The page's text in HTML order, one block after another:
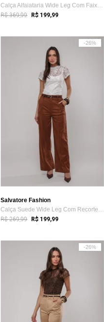
Calça Alfaiataria Wide Leg Com Faixa Sal...
R$ 369,99 R$ 199,99
-26%
Salvatore Fashion
Calça Suede Wide Leg Com Recorte Salvatore Marrom
R$ 269,99 R$ 199,99
-26%